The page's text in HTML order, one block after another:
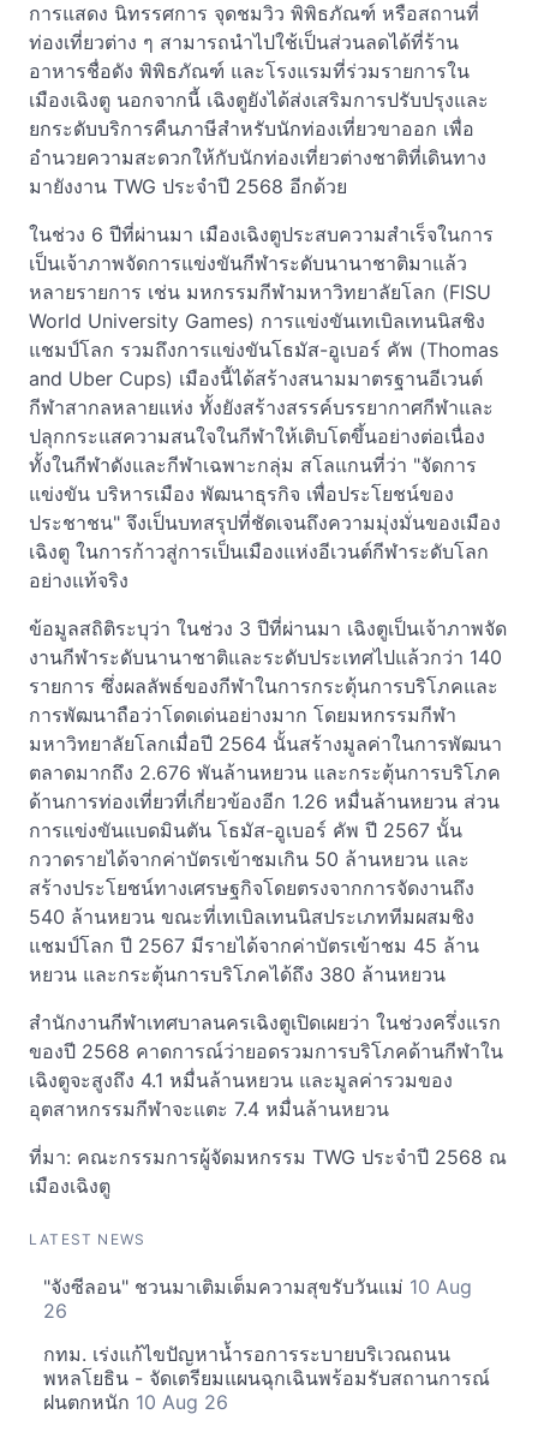
การแสดง นิทรรศการ จุดชมวิว พิพิธภัณฑ์ หรือสถานที่
ท่องเที่ยวต่าง ๆ สามารถนำไปใช้เป็นส่วนลดได้ที่ร้าน
อาหารชื่อดัง พิพิธภัณฑ์ และโรงแรมที่ร่วมรายการใน
เมืองเฉิงตู นอกจากนี้ เฉิงตูยังได้ส่งเสริมการปรับปรุงและ
ยกระดับบริการคืนภาษีสำหรับนักท่องเที่ยวขาออก เพื่อ
อำนวยความสะดวกให้กับนักท่องเที่ยวต่างชาติที่เดินทาง
มายังงาน TWG ประจำปี 2568 อีกด้วย
ในช่วง 6 ปีที่ผ่านมา เมืองเฉิงตูประสบความสำเร็จในการ
เป็นเจ้าภาพจัดการแข่งขันกีฬาระดับนานาชาติมาแล้ว
หลายรายการ เช่น มหกรรมกีฬามหาวิทยาลัยโลก (FISU
World University Games) การแข่งขันเทเบิลเทนนิสชิง
แชมป์โลก รวมถึงการแข่งขันโธมัส-อูเบอร์ คัพ (Thomas
and Uber Cups) เมืองนี้ได้สร้างสนามมาตรฐานอีเวนต์
กีฬาสากลหลายแห่ง ทั้งยังสร้างสรรค์บรรยากาศกีฬาและ
ปลุกกระแสความสนใจในกีฬาให้เติบโตขึ้นอย่างต่อเนื่อง
ทั้งในกีฬาดังและกีฬาเฉพาะกลุ่ม สโลแกนที่ว่า "จัดการ
แข่งขัน บริหารเมือง พัฒนาธุรกิจ เพื่อประโยชน์ของ
ประชาชน" จึงเป็นบทสรุปที่ชัดเจนถึงความมุ่งมั่นของเมือง
เฉิงตู ในการก้าวสู่การเป็นเมืองแห่งอีเวนต์กีฬาระดับโลก
อย่างแท้จริง
ข้อมูลสถิติระบุว่า ในช่วง 3 ปีที่ผ่านมา เฉิงตูเป็นเจ้าภาพจัด
งานกีฬาระดับนานาชาติและระดับประเทศไปแล้วกว่า 140
รายการ ซึ่งผลลัพธ์ของกีฬาในการกระตุ้นการบริโภคและ
การพัฒนาถือว่าโดดเด่นอย่างมาก โดยมหกรรมกีฬา
มหาวิทยาลัยโลกเมื่อปี 2564 นั้นสร้างมูลค่าในการพัฒนา
ตลาดมากถึง 2.676 พันล้านหยวน และกระตุ้นการบริโภค
ด้านการท่องเที่ยวที่เกี่ยวข้องอีก 1.26 หมื่นล้านหยวน ส่วน
การแข่งขันแบดมินตัน โธมัส-อูเบอร์ คัพ ปี 2567 นั้น
กวาดรายได้จากค่าบัตรเข้าชมเกิน 50 ล้านหยวน และ
สร้างประโยชน์ทางเศรษฐกิจโดยตรงจากการจัดงานถึง
540 ล้านหยวน ขณะที่เทเบิลเทนนิสประเภททีมผสมชิง
แชมป์โลก ปี 2567 มีรายได้จากค่าบัตรเข้าชม 45 ล้าน
หยวน และกระตุ้นการบริโภคได้ถึง 380 ล้านหยวน
สำนักงานกีฬาเทศบาลนครเฉิงตูเปิดเผยว่า ในช่วงครึ่งแรก
ของปี 2568 คาดการณ์ว่ายอดรวมการบริโภคด้านกีฬาใน
เฉิงตูจะสูงถึง 4.1 หมื่นล้านหยวน และมูลค่ารวมของ
อุตสาหกรรมกีฬาจะแตะ 7.4 หมื่นล้านหยวน
ที่มา: คณะกรรมการผู้จัดมหกรรม TWG ประจำปี 2568 ณ
เมืองเฉิงตู
LATEST NEWS
"จังซีลอน" ชวนมาเติมเต็มความสุขรับวันแม่ 10 Aug
26
กทม. เร่งแก้ไขปัญหาน้ำรอการระบายบริเวณถนน
พหลโยธิน - จัดเตรียมแผนฉุกเฉินพร้อมรับสถานการณ์
ฝนตกหนัก 10 Aug 26